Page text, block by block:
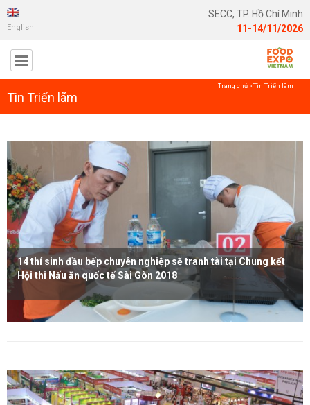
English
SECC, TP. Hồ Chí Minh
11-14/11/2026
Tin Triển lãm
Trang chủ»Tin Triển lãm
14 thí sinh đầu bếp chuyên nghiệp sẽ tranh tài tại Chung kết
Hội thi Nấu ăn quốc tế Sài Gòn 2018
Xem thêm